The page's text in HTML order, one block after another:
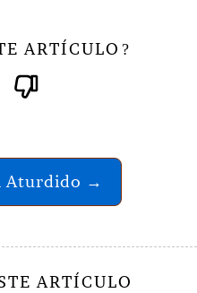
ARTÍCULO ?
Aturdido →
ARTÍCULO